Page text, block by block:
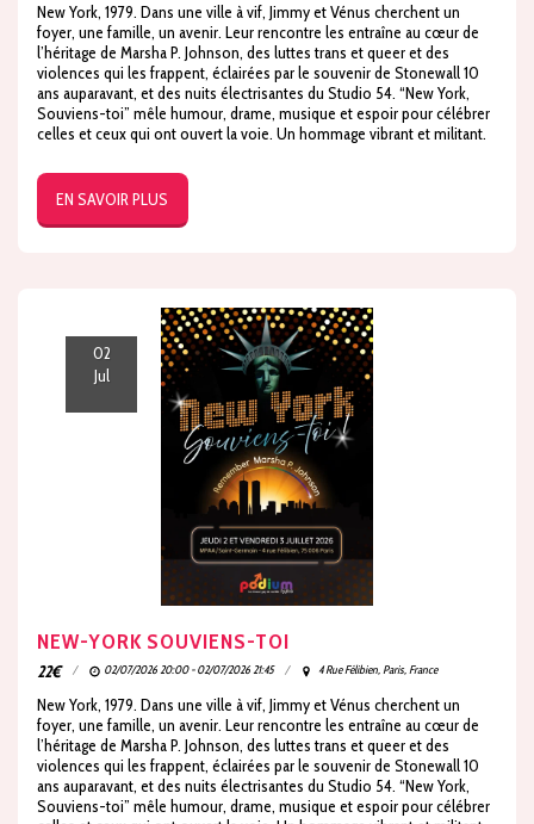
New York, 1979. Dans une ville à vif, Jimmy et Vénus cherchent un
foyer, une famille, un avenir. Leur rencontre les entraîne au cœur de
l’héritage de Marsha P. Johnson, des luttes trans et queer et des
violences qui les frappent, éclairées par le souvenir de Stonewall 10
ans auparavant, et des nuits électrisantes du Studio 54. “New York,
Souviens-toi” mêle humour, drame, musique et espoir pour célébrer
celles et ceux qui ont ouvert la voie. Un hommage vibrant et militant.
EN SAVOIR PLUS
02
Jul
NEW-YORK SOUVIENS-TOI
22€ 02/07/2026 20:00 - 02/07/2026 21:45 4 Rue Félibien, Paris, France
New York, 1979. Dans une ville à vif, Jimmy et Vénus cherchent un
foyer, une famille, un avenir. Leur rencontre les entraîne au cœur de
l’héritage de Marsha P. Johnson, des luttes trans et queer et des
violences qui les frappent, éclairées par le souvenir de Stonewall 10
ans auparavant, et des nuits électrisantes du Studio 54. “New York,
Souviens-toi” mêle humour, drame, musique et espoir pour célébrer